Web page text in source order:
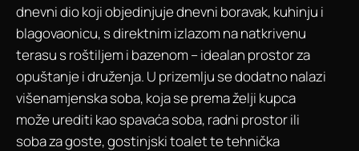
dnevni dio koji objedinjuje dnevni boravak, kuhinju i
blagovaonicu, s direktnim izlazom na natkrivenu
terasu s roštiljem i bazenom – idealan prostor za
opuštanje i druženja. U prizemlju se dodatno nalazi
višenamjenska soba, koja se prema želji kupca
može urediti kao spavaća soba, radni prostor ili
soba za goste, gostinjski toalet te tehnička